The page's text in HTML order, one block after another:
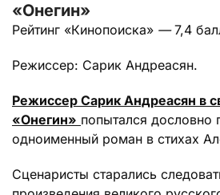
«Онегин»
Рейтинг «Кинопоиска» —7,4
Режиссер: Сарик Андреасян.
Режиссер Сарик Андреасян в
«Онегин» попытался дословно
одноименный роман в стихах
Сценаристы старались